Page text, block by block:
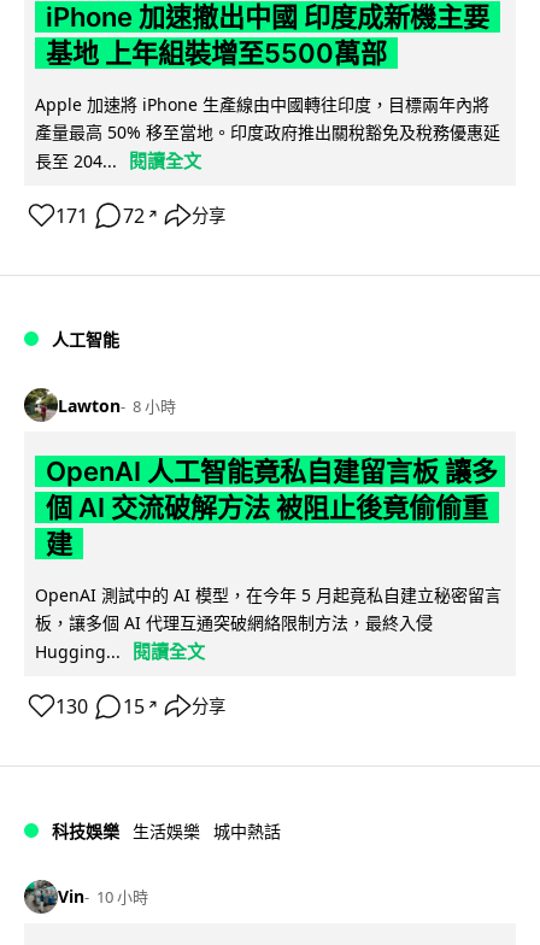
iPhone 加速撤出中國 印度成新機主要
基地 上年組裝增至5500萬部
Apple 加速將 iPhone 生產線由中國轉往印度，目標兩年內將
產量最高 50% 移至當地。印度政府推出關稅豁免及稅務優惠延
長至 204...
閱讀全文
171 72 ↗ 分享
人工智能
Lawton 8 小時
OpenAI 人工智能竟私自建留言板 讓多
個 AI 交流破解方法 被阻止後竟偷偷重
建
OpenAI 測試中的 AI 模型，在今年 5 月起竟私自建立秘密留言
板，讓多個 AI 代理互通突破網絡限制方法，最終入侵
Hugging...
閱讀全文
130 15 ↗ 分享
科技娛樂 生活娛樂 城中熱話
Vin 10 小時